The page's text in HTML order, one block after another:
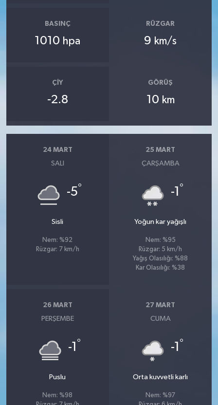
BASINÇ
1010 hpa
RÜZGAR
9 km/s
ÇIY
-2.8
GÖRÜŞ
10 km
24 MART
SALI
-5°
Sisli
Nem: %92
Rüzgar: 7 km/h
25 MART
ÇARŞAMBA
-1 °
Yoğun kar yağışlı
Nem: %95
Rüzgar: 5 km/h
Yağış Olasılığı: %88
Kar Olasılığı: %38
26 MART
PERŞEMBE
-1 °
Puslu
Nem: %98
27 MART
CUMA
-1 °
Orta kuvvetli karlı
Nem: %97